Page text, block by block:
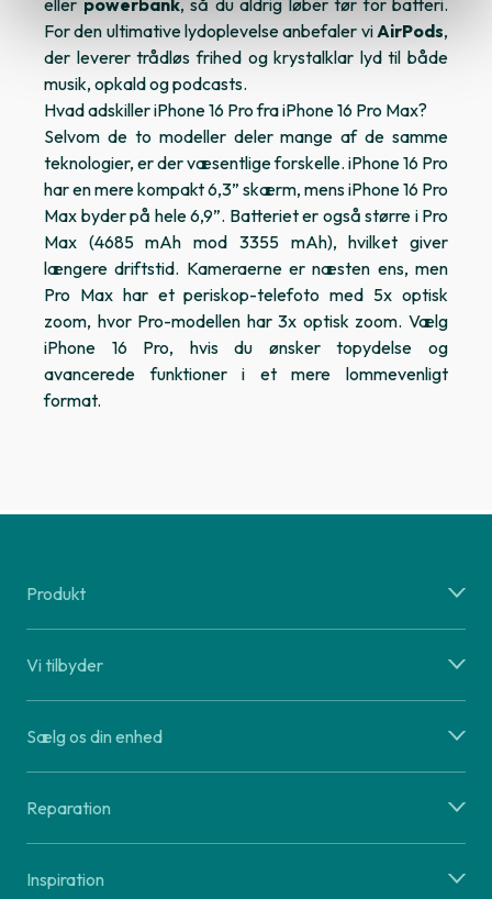
eller powerbank, så du aldrig løber tør for batteri.
For den ultimative lydoplevelse anbefaler viAirPods,
der leverer trådløs frihed og krystalklar lyd til både
musik, opkald og podcasts.
Hvad adskiller iPhone 16 Pro fra iPhone 16 Pro Max?
Selvom de to modeller deler mange af de samme
teknologier, er der væsentlige forskelle. iPhone 16 Pro
har en mere kompakt 6,3” skærm, mensiPhone 16 Pro
Max byder på hele 6,9”. Batteriet er også større i Pro
Max (4685 mAh mod 3355 mAh), hvilket giver
længere driftstid. Kameraerne er næsten ens, men
Pro Max har et periskop-telefoto med 5x optisk
zoom, hvor Pro-modellen har 3x optisk zoom. Vælg
iPhone 16 Pro, hvis du ønsker topydelse og
avancerede funktioner i et mere lommevenligt
format.
Produkt
Vi tilbyder
Sælg os din enhed
Reparation
Inspiration